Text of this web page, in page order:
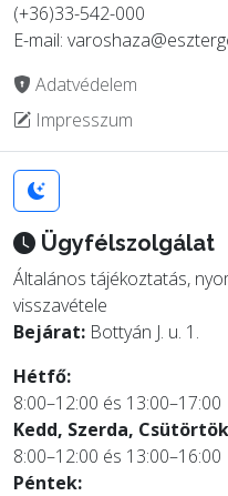
(+36)33-542-000
E-mail:
Adatvédelem
Impresszum
Ügyfélszolgálat
Általános tájékoztatás,
visszavétele
Bejárat: Bottyán J. u. 1.
Hétfő:
8:00–12:00 és 13:00–17:00
Kedd, Szerda,
8:00–12:00 és 13:00–16:00
Péntek: